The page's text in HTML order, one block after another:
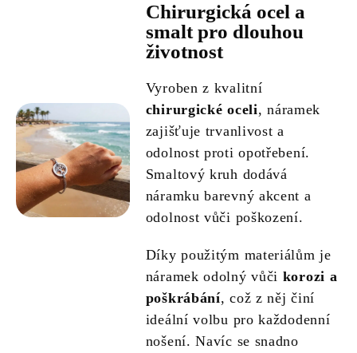
Chirurgická ocel a
smalt pro dlouhou
životnost
Vyroben z kvalitní
chirurgické oceli, náramek
zajišťuje trvanlivost a
odolnost proti opotřebení.
Smaltový kruh dodává
náramku barevný akcent a
odolnost vůči poškození.
Díky použitým materiálům je
náramek odolný vůči korozi a
poškrábání, což z něj činí
ideální volbu pro každodenní
nošení. Navíc se snadno